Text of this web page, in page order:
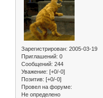
Зарегистрирован: 2005-03-19
Приглашений: 0
Сообщений: 244
Уважение: [+0/-0]
Позитив: [+0/-0]
Провел на форуме:
Не определено